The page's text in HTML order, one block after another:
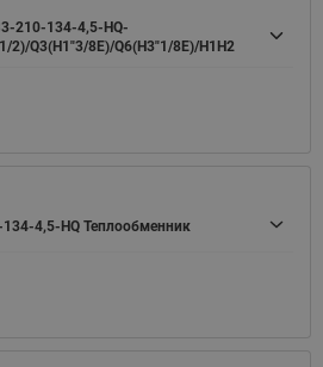
210-134-4,5-HQ-
2)/Q3(H1"3/8E)/Q6(H3"1/8E)/H1H2
4,5-HQ Теплообменник